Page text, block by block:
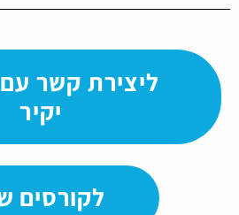
ליצירת קשר
יקיר
לקורסים